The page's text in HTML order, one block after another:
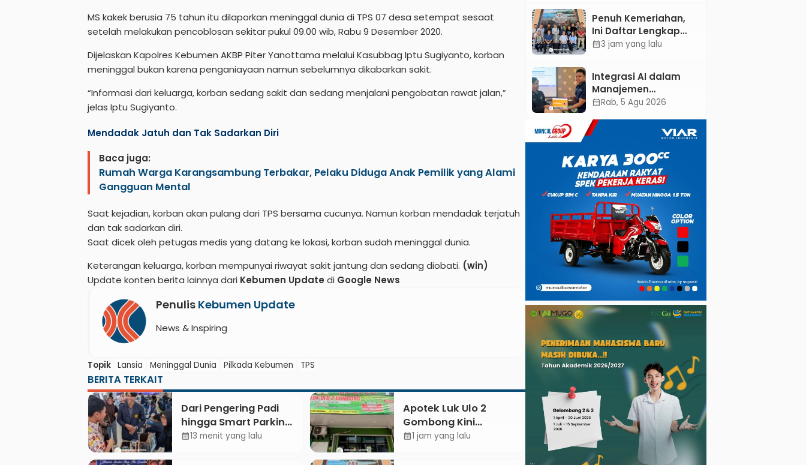
MS kakek berusia 75 tahun itu dilaporkan meninggal dunia di TPS 07 desa setempat sesaat
setelah melakukan pencoblosan sekitar pukul 09.00 wib, Rabu 9 Desember 2020.
Dijelaskan Kapolres Kebumen AKBP Piter Yanottama melalui Kasubbag Iptu Sugiyanto, korban
meninggal bukan karena penganiayaan namun sebelumnya dikabarkan sakit.
“Informasi dari keluarga, korban sedang sakit dan sedang menjalani pengobatan rawat jalan,”
jelas Iptu Sugiyanto.
Mendadak Jatuh dan Tak Sadarkan Diri
Baca juga:
Rumah Warga Karangsambung Terbakar, Pelaku Diduga Anak Pemilik yang Alami
Gangguan Mental
Saat kejadian, korban akan pulang dari TPS bersama cucunya. Namun korban mendadak terjatuh
dan tak sadarkan diri.
Saat dicek oleh petugas medis yang datang ke lokasi, korban sudah meninggal dunia.
Keterangan keluarga, korban mempunyai riwayat sakit jantung dan sedang diobati. (win)
Update konten berita lainnya dari Kebumen Update di Google News
Penulis Kebumen Update
News & Inspiring
Topik Lansia Meninggal Dunia Pilkada Kebumen TPS
BERITA TERKAIT
Dari Pengering Padi
hingga Smart Parking:
Mahasiswa UPB Unjuk
calendar_month13 menit yang lalu
Apotek Luk Ulo 2
Gombong Kini
Dilengkapi Layanan
calendar_month1 jam yang lalu
dan Literasi
Pertanian
Penuh Kemeriahan,
Ini Daftar Lengkap
Agenda Peringatan
Kabupaten Kebumen
calendar_month3 jam yang lalu
Integrasi AI dalam
Manajemen
Pendayagunaan ZIS
Realisasi IKAL
Unggulan Lazismu
Kebumen
calendar_monthRab, 5 Agu 2026